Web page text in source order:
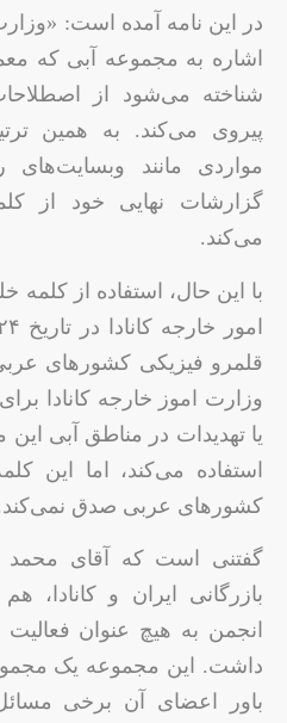
در این نامه آمده است:
اشاره به مجموعه آبی که
شناخته می‌شود از
پیروی می‌کند. به همین
مواردی مانند
گزارشات نهایی خود از
می‌کند.
با این حال، استفاده از کلمه
قلمرو فیزیکی کشورهای
وزارت اموز خارجه کانادا
یا تهدیدات در مناطق آبی
استفاده می‌کند، اما این
کشورهای عربی صدق
گفتنی است که آقای محمد
بازرگانی ایران و کانادا،
انجمن به هیچ عنوان
داشت. این مجموعه یک
باور اعضای آن برخی